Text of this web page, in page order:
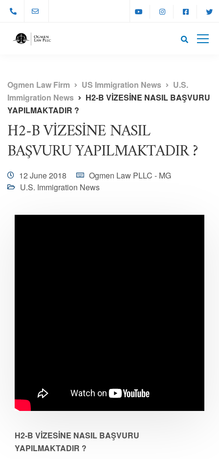
Ogmen Law Firm US Immigration News
U.S.
Immigration News
H2-B VİZESİNE NASIL BAŞVURU
YAPILMAKTADIR ?
H2-B VİZESİNE NASIL
BAŞVURU YAPILMAKTADIR ?
12 June 2018
Ogmen Law PLLC - MG
U.S. Immigration News
H2-B VİZESİNE NASIL BAŞVURU
YAPILMAKTADIR ?